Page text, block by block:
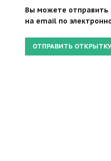
Вы можете отправить
на email по